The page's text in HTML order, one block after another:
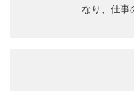
なり、仕事